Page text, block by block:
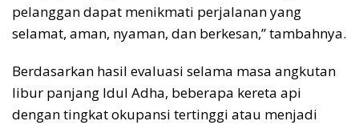
pelanggan dapat menikmati perjalanan yang
selamat, aman, nyaman, dan berkesan,” tambahnya.
Berdasarkan hasil evaluasi selama masa angkutan
libur panjang Idul Adha, beberapa kereta api
dengan tingkat okupansi tertinggi atau menjadi